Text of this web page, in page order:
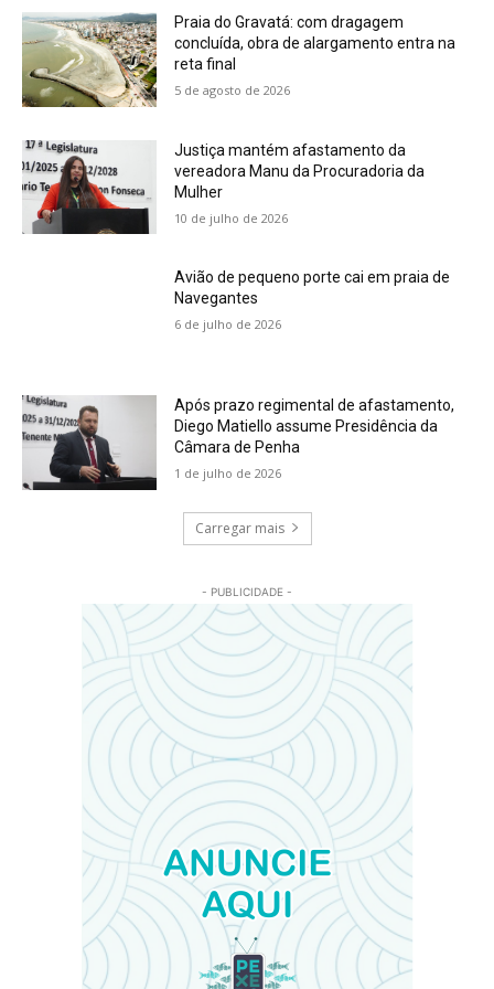
Praia do Gravatá: com dragagem
concluída, obra de alargamento entra na
reta final
5 de agosto de 2026
Justiça mantém afastamento da
vereadora Manu da Procuradoria da
Mulher
10 de julho de 2026
Avião de pequeno porte cai em praia de
Navegantes
6 de julho de 2026
Após prazo regimental de afastamento,
Diego Matiello assume Presidência da
Câmara de Penha
1 de julho de 2026
Carregar mais
- PUBLICIDADE -